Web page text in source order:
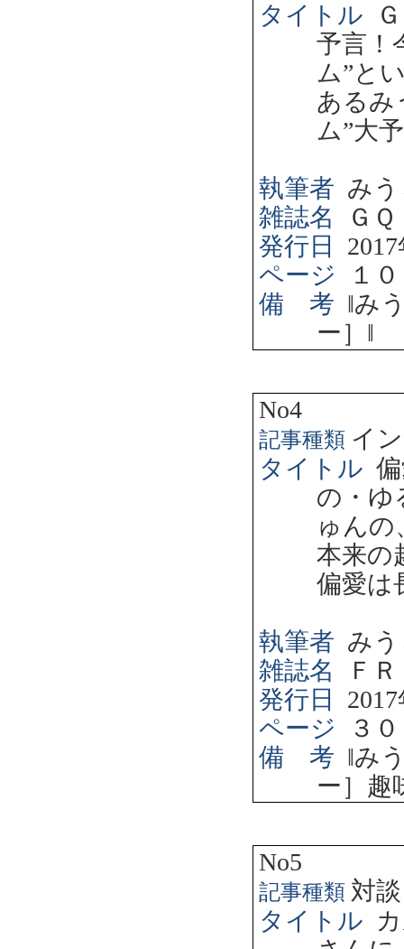
タイトル
予言！
ム”と
あるみ
ム”大
執筆者 み
雑誌名
Ｇ
発行日
2017
ページ
１
備 考 ‖み
ー］ ‖
No4
記事種類 イ
タイトル
の・
ゅん
本来の
偏愛は
執筆者 み
雑誌名
Ｆ
発行日
2017
ページ
３
備 考 ‖み
ー］趣
No5
記事種類 対談
タイトル